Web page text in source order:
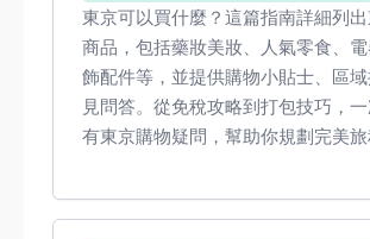
東京可以買什麼？這篇指南詳細列
商品，包括藥妝美妝、人氣零食、
飾配件等，並提供購物小貼士、區
見問答。從免稅攻略到打包技巧，
有東京購物疑問，幫助你規劃完美旅